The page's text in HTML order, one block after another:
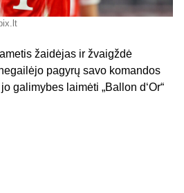
žaidėjas ir žvaigždė
pagyrų savo komandos
galimybes laimėti „Ballon d‘Or“